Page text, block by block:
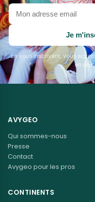
Votre
adresse
email
Je
En vous inscrivant, vous
en un
AVYGEO
Qui sommes-nous
Presse
Contact
Avygeo pour les pros
CONTINENTS